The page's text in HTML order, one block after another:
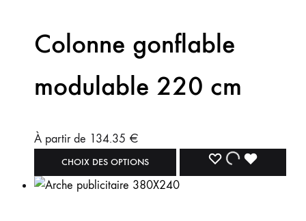
Colonne gonflable
modulable 220 cm
À partir de 134.35 €
CHOIX DES OPTIONS